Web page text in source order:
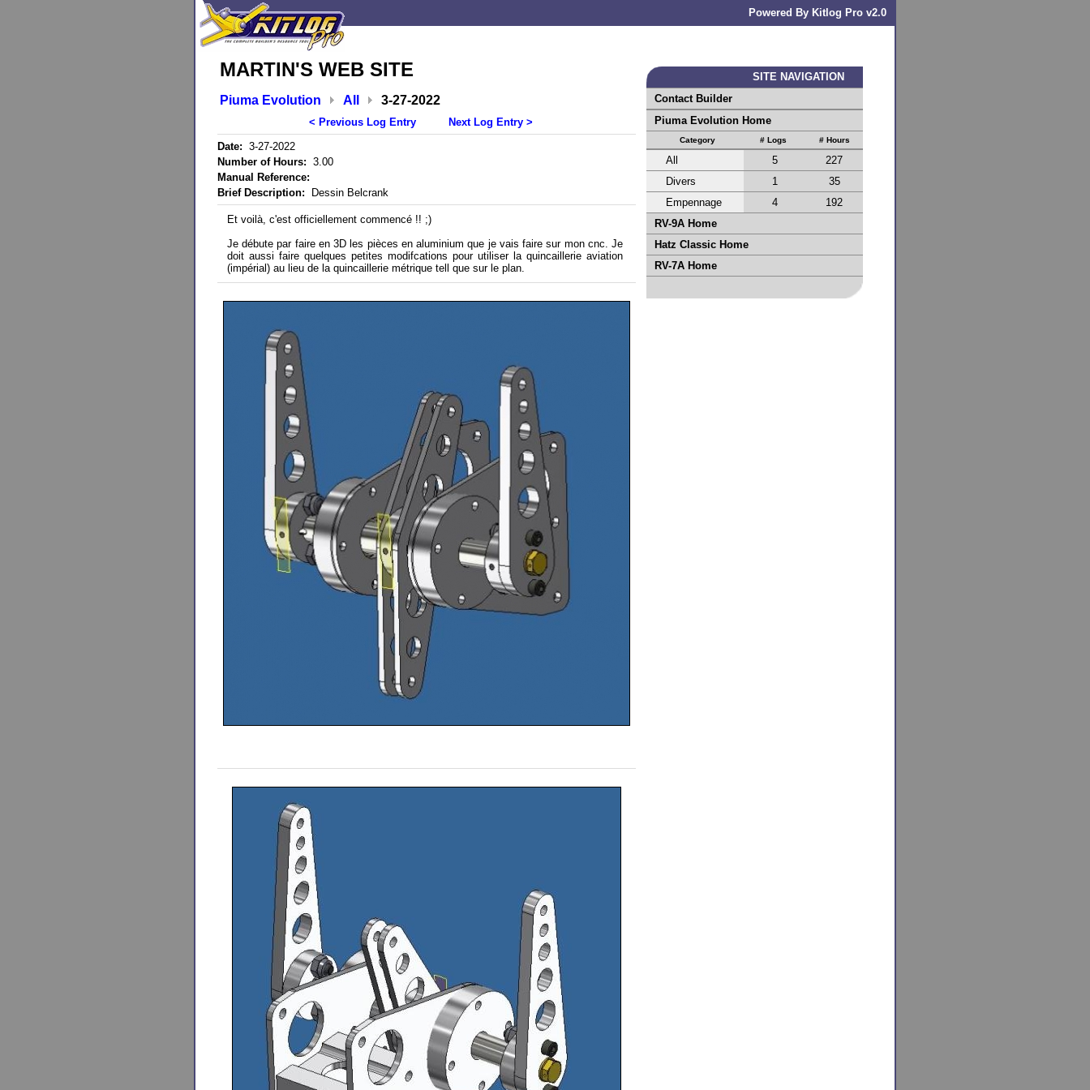
Powered By Kitlog Pro v2.0
MARTIN'S WEB SITE
Piuma Evolution All 3-27-2022
< Previous Log Entry
Next Log Entry >
Date: 3-27-2022
Number of Hours: 3.00
Manual Reference:
Brief Description: Dessin Belcrank
Et voilà, c'est officiellement commencé !! ;)
Je débute par faire en 3D les pièces en aluminium que je vais faire sur mon cnc. Je
doit aussi faire quelques petites modifcations pour utiliser la quincaillerie aviation
(impérial) au lieu de la quincaillerie métrique tell que sur le plan.
SITE NAVIGATION
Contact Builder
Piuma Evolution Home
Category # Logs # Hours
All 5
227
Divers
1
35
Empennage
4
192
RV-9A Home
Hatz Classic Home
RV-7A Home